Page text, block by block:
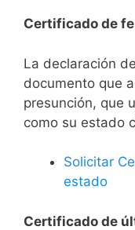
Certificado de
La declaración
documento que
presunción, que
como su estado
Solicitar
estado
Certificado de